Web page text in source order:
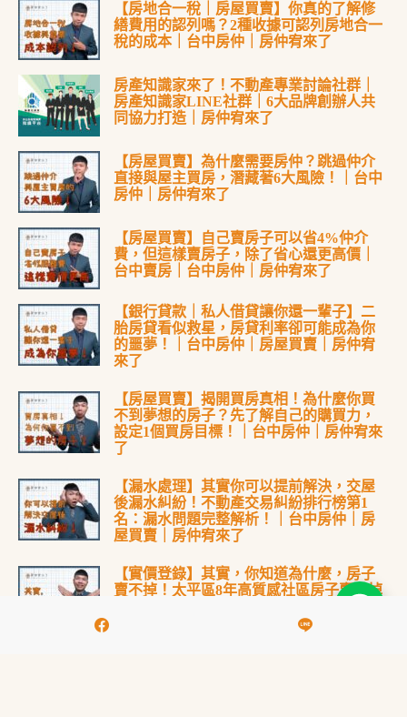
【房地合一稅｜房屋買賣】你真的了解修
繕費用的認列嗎？2種收據可認列房地合一
稅的成本｜台中房仲｜房仲宥來了
房產知識家來了！不動產專業討論社群｜
房產知識家LINE社群｜6大品牌創辦人共
同協力打造｜房仲宥來了
【房屋買賣】為什麼需要房仲？跳過仲介
直接與屋主買房，潛藏著6大風險！｜台中
房仲｜房仲宥來了
【房屋買賣】自己賣房子可以省4%仲介
費，但這樣賣房子，除了省心還更高價｜
台中賣房｜台中房仲｜房仲宥來了
【銀行貸款｜私人借貸讓你還一輩子】二
胎房貸看似救星，房貸利率卻可能成為你
的噩夢！｜台中房仲｜房屋買賣｜房仲宥
來了
【房屋買賣】揭開買房真相！為什麼你買
不到夢想的房子？先了解自己的購買力，
設定1個買房目標！｜台中房仲｜房仲宥來
了
【漏水處理】其實你可以提前解決，交屋
後漏水糾紛！不動產交易糾紛排行榜第1
名：漏水問題完整解析！｜台中房仲｜房
屋買賣｜房仲宥來了
【實價登錄】其實，你知道為什麼，房子
賣不掉！太平區8年高質感社區房子賣不掉